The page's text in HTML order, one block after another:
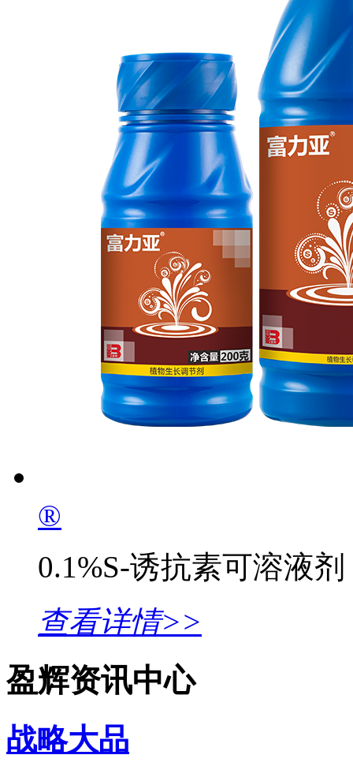
®
0.1%S-诱抗素可溶液剂
查看详情>>
盈辉资讯中心
战略大品